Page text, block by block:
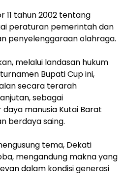
11 tahun 2002 tentang
peraturan pemerintah dan
penyelenggaraan olahraga.
melalui landasan hukum
Bupati Cup ini,
secara terarah
sebagai
manusia Kutai Barat
berdaya saing.
tema, Dekati
mengandung makna yang
dalam kondisi generasi